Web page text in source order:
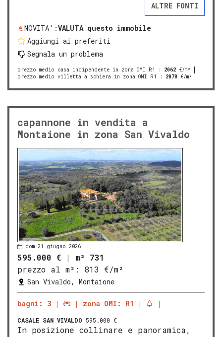
ALTRE FONTI
NOVITA':VALUTA questo immobile
Aggiungi ai preferiti
Segnala un problema
prezzo medio casa indipendente in zona OMI R1 : 2062 €/m²
prezzo medio villetta a schiera in zona OMI R1
: 2078 €/m²
capannone in vendita a
Montaione in zona San Vivaldo
dom 21 giugno 2026
595.000 € | m² 731
prezzo al m²:
813 €/m²
San Vivaldo, Montaione
bagni: 3 zona OMI: R1
CASALE SAN VIVALDO 595.000 €
In posizione collinare e panoramica,